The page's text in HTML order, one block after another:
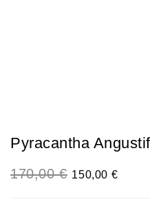
Pyracantha
170,00€ 150,00 €